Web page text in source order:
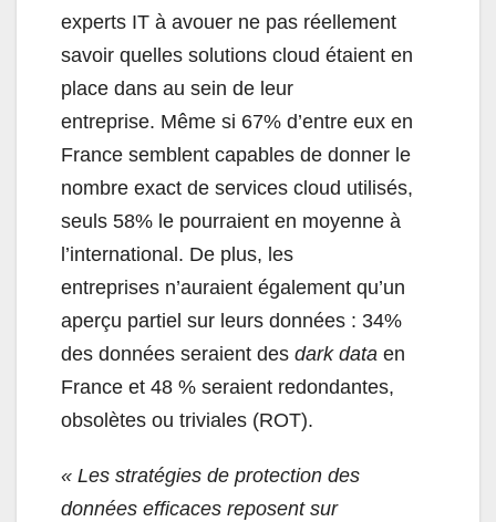
experts IT à avouer ne pas réellement
savoir quelles solutions cloud étaient en
place dans au sein de leur
entreprise. Même si 67% d’entre eux en
France semblent capables de donner le
nombre exact de services cloud utilisés,
seuls 58% le pourraient en moyenne à
l’international. De plus, les
entreprises n’auraient également qu’un
aperçu partiel sur leurs données : 34%
des données seraient des darkdata en
France et 48 % seraient redondantes,
obsolètes ou triviales (ROT).
« Les stratégies de protection des
données efficaces reposent sur